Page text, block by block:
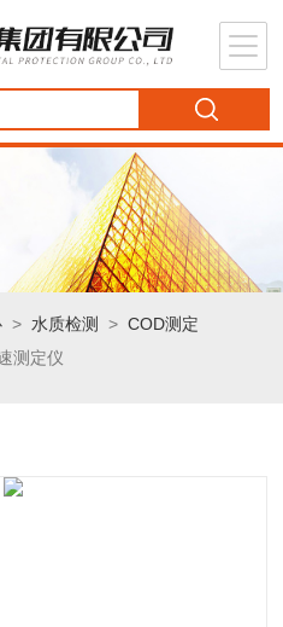
>水质检测 >COD测定
测定仪